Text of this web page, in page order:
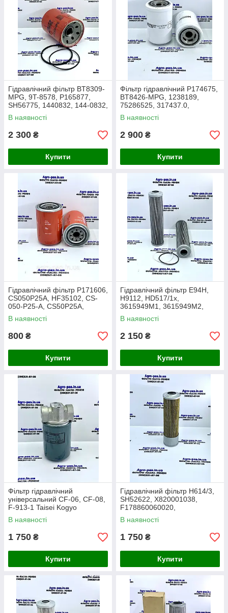
Гідравлічний фільтр BT8309-
MPG, 9T-8578, P165877,
SH56775, 1440832, 144-0832,
AT100973, HF6781, 51746
В наявності
2 300 ₴
Купити
Фільтр гідравлічний P174675,
BT8426-MPG, 1238189,
75286525, 317437.0,
SH66069, DG4209211,
4202505, L99184
В наявності
2 900 ₴
Купити
Гідравлічний фільтр P171606,
CS050P25A, HF35102, CS-
050-P25-A, CS50P25A,
A110C25, 20M60R1041,
BT8472, 51546
В наявності
800 ₴
Купити
Гідравлічний фільтр E94H,
H9112, HD517/1x,
3615949M1, 3615949M2,
LH4254, AZ64238, EA1392,
6005003243
В наявності
2 150 ₴
Купити
Фільтр гідравлічний
універсальний CF-06, CF-08,
F-913-1 Taisei Kogyo
В наявності
1 750 ₴
Купити
Гідравлічний фільтр H614/3,
SH52622, X820001038,
F178860060020,
X820001038,
X820001038000, X820001035
В наявності
1 750 ₴
Купити